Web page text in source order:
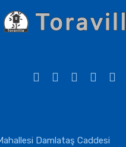
Damlataş Caddesi